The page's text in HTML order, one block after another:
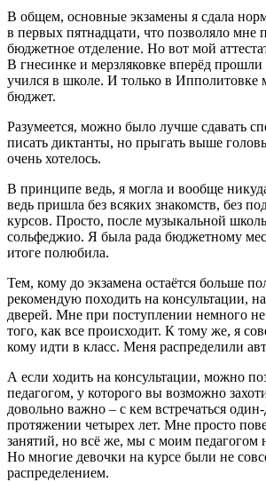
В общем, основные экзамены я сдала
в первых пятнадцати, что позволяло мне
бюджетное отделение. Но вот мой
В гнесинке и мерзляковке вперёд прошли
учился в школе. И только в Ипполитовке
бюджет.
Разумеется, можно было лучше сдавать
писать диктанты, но прыгать выше
очень хотелось.
В принципе ведь, я могла и вообще
ведь пришла без всяких знакомств, без
курсов. Просто, после музыкальной
сольфеджио. Я была рада бюджетному
итоге полюбила.
Тем, кому до экзамена остаётся больше
рекомендую походить на консультации,
дверей. Мне при поступлении немного
того, как все происходит. К тому же, я
кому идти в класс. Меня распределили
А если ходить на консультации, можно
педагогом, у которого вы возможно
довольно важно – с кем встречаться
протяжении четырех лет. Мне просто
занятий, но всё же, мы с моим
Но многие девочки на курсе были не
распределением.